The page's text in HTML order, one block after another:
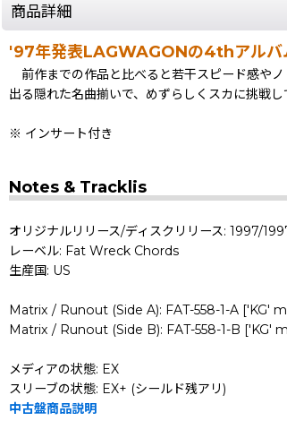
商品詳細
'97年発表LAGWAGONの4thアルバ
前作までの作品と比べると若干スピード感や
出る隠れた名曲揃いで、めずらしくスカに挑戦
※ インサート付き
Notes & Tracklis
オリジナルリリース/ディスクリリース: 1997/
レーベル: Fat Wreck Chords
生産国: US
Matrix / Runout (Side A): FAT-558-1-A ['KG'
Matrix / Runout (Side B): FAT-558-1-B ['KG'
メディアの状態: EX
スリーブの状態: EX+ (シールド残アリ)
中古盤商品説明